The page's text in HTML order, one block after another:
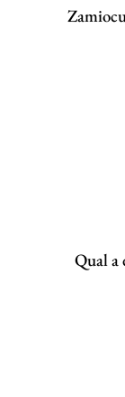
Qual a